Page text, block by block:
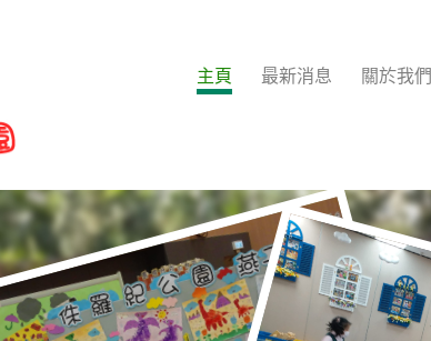
主頁 最新消息 關於我們